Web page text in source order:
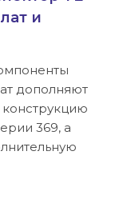
и
дополняют
369, а